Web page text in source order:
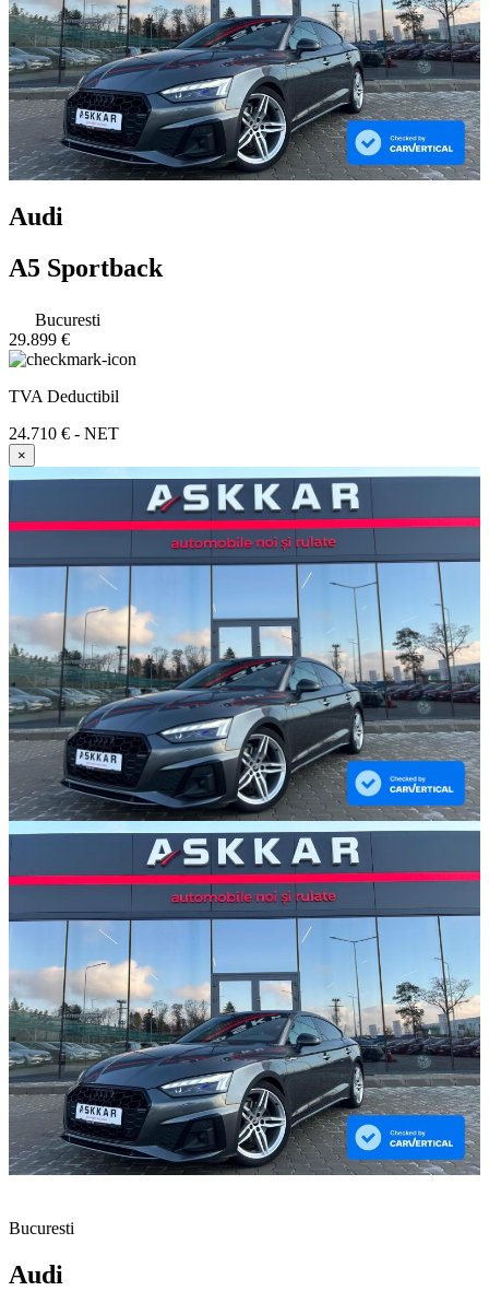
Audi
A5 Sportback
Bucuresti
29.899 €
TVA Deductibil
24.710 € - NET
×
Bucuresti
Audi